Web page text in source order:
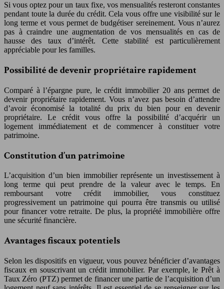
Si vous optez pour un taux fixe, vos mensualités resteront constantes
pendant toute la durée du crédit. Cela vous offre une visibilité sur le
long terme et vous permet de budgétiser sereinement. Vous n’aurez
pas à craindre une augmentation de vos mensualités en cas de
hausse des taux d’intérêt. Cette stabilité est particulièrement
appréciable pour les familles.
Possibilité de devenir propriétaire rapidement
Comparé à l’épargne pure, le crédit immobilier 20 ans permet de
devenir propriétaire rapidement. Vous n’avez pas besoin d’attendre
d’avoir économisé la totalité du prix du bien pour en devenir
propriétaire. Le crédit vous offre la possibilité d’acquérir un
logement immédiatement et de commencer à constituer votre
patrimoine.
Constitution d’un patrimoine
L’acquisition d’un bien immobilier représente un investissement à
long terme qui peut prendre de la valeur avec le temps. En
remboursant votre crédit immobilier, vous constituez
progressivement un patrimoine qui pourra être transmis ou utilisé
pour financer votre retraite. De plus, la propriété immobilière offre
une sécurité financière.
Avantages fiscaux potentiels
Selon les dispositifs en vigueur, vous pouvez bénéficier d’avantages
fiscaux en souscrivant un crédit immobilier. Par exemple, le Prêt à
Taux Zéro (PTZ) permet de financer une partie de l’acquisition d’un